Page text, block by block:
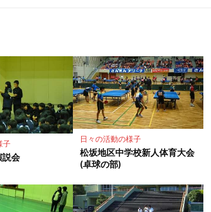
子
説会
日々の活動の様子
松坂地区中学校新人体育大会
(卓球の部)